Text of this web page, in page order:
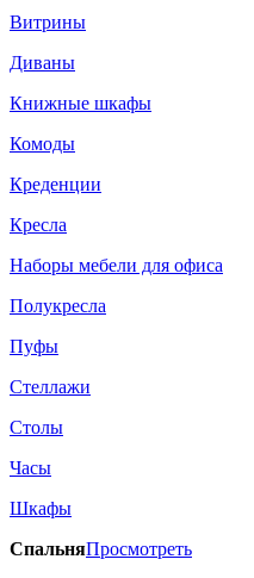
Витрины
Диваны
Книжные шкафы
Комоды
Креденции
Кресла
Наборы мебели для офиса
Полукресла
Пуфы
Стеллажи
Столы
Часы
Шкафы
СпальняПросмотреть